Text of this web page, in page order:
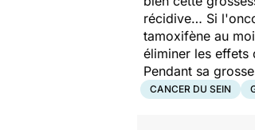
récidive… Si
tamoxifène au
éliminer les effets
Pendant sa
CANCER DU SEIN